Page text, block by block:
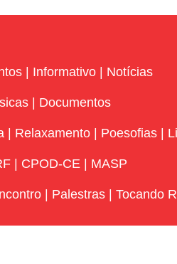
Informativo Notícias
Documentos
Relaxamento Poesofias
CPOD-CE MASP
Palestras |Tocando